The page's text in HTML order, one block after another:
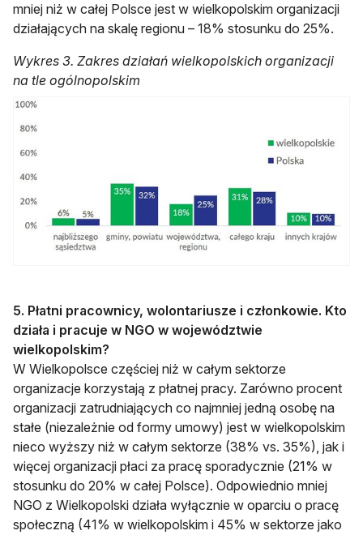
mniej niż w całej Polsce jest w wielkopolskim organizacji
działających na skalę regionu – 18% stosunku do 25%.
Wykres 3. Zakres działań wielkopolskich organizacji
na tle ogólnopolskim
5. Płatni pracownicy, wolontariusze i członkowie. Kto
działa i pracuje w NGO w województwie
wielkopolskim?
W Wielkopolsce częściej niż w całym sektorze
organizacje korzystają z płatnej pracy. Zarówno procent
organizacji zatrudniających co najmniej jedną osobę na
stałe (niezależnie od formy umowy) jest w wielkopolskim
nieco wyższy niż w całym sektorze (38% vs. 35%), jak i
więcej organizacji płaci za pracę sporadycznie (21% w
stosunku do 20% w całej Polsce). Odpowiednio mniej
NGO z Wielkopolski działa wyłącznie w oparciu o pracę
społeczną (41% w wielkopolskim i 45% w sektorze jako